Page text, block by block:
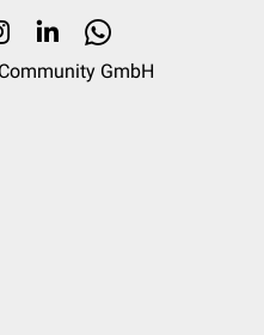
GmbH